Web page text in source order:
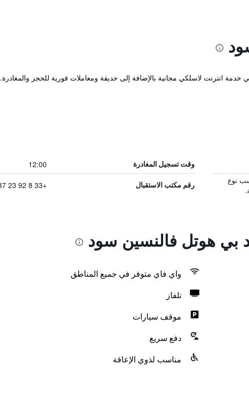
وقت تسجيل المغادرة 12:00
نوع
رقم مكتب الاستقبال +33 8 92 23 37 87
بي هوتل فالنسين سود
واي فاي متوفر في جميع المناطق
تلفاز
موقف سيارات
دفع سريع
مناسب لذوي الإعاقة